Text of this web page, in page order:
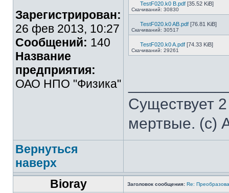
Зарегистрирован:
26 фев 2013, 10:27
Сообщений: 140
Название
предприятия:
ОАО НПО "Физика"
TestF020.k0 B.pdf [35.52 KiB]
Скачиваний: 30830
TestF020.k0 AB.pdf [76.81 KiB]
Скачиваний: 30517
TestF020.k0 A.pdf [74.33 KiB]
Скачиваний: 29261
Существует
мертвые. (с)
Вернуться
наверх
Bioray
Заголовок сообщения: Re: